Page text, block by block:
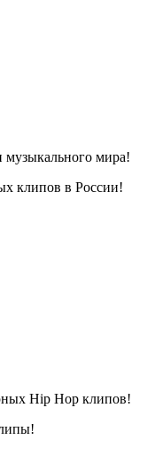
мира!
клипов в России!
Hip Hop клипов!